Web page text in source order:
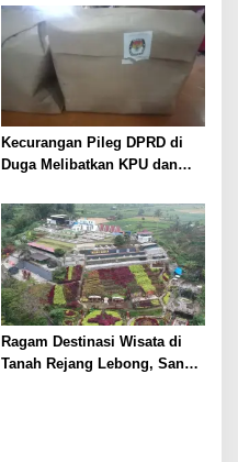
Pamit
Kecurangan Pileg DPRD di
Duga Melibatkan KPU dan
Ragam Destinasi Wisata di
Tanah Rejang Lebong, Sangat